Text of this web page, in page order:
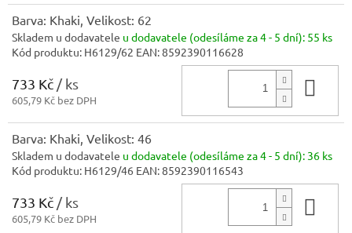
Barva: Khaki, Velikost: 62
Skladem u dodavatele u dodavatele (odesíláme za 4 - 5 dní): 55 ks
Kód produktu: H6129/62 EAN:8592390116628
733 Kč / ks
605,79 Kč bez DPH
Barva: Khaki, Velikost: 46
Skladem u dodavatele u dodavatele (odesíláme za 4 - 5 dní): 36 ks
Kód produktu: H6129/46 EAN:8592390116543
733 Kč / ks
605,79 Kč bez DPH